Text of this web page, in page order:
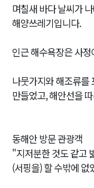
며칠새 바다 날씨가
해양쓰레기입니다.
인근 해수욕장은 사
나뭇가지와 해조류를
만들었고, 해안선을
동해안 방문 관광객
"지저분한 것도 같고
(서핑을) 할 수밖에 없